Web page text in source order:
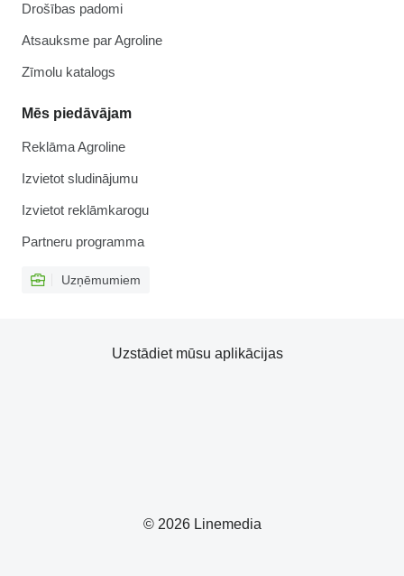
Drošības padomi
Atsauksme par Agroline
Zīmolu katalogs
Mēs piedāvājam
Reklāma Agroline
Izvietot sludinājumu
Izvietot reklāmkarogu
Partneru programma
Uzņēmumiem
© 2026 Linemedia
Uzstādiet mūsu aplikācijas